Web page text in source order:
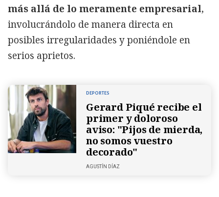
más allá de lo meramente empresarial,
involucrándolo de manera directa en
posibles irregularidades y poniéndole en
serios aprietos.
DEPORTES
Gerard Piqué recibe el
primer y doloroso
aviso: "Pijos de mierda,
no somos vuestro
decorado"
AGUSTÍN DÍAZ